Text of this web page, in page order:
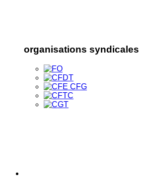
organisations syndicales